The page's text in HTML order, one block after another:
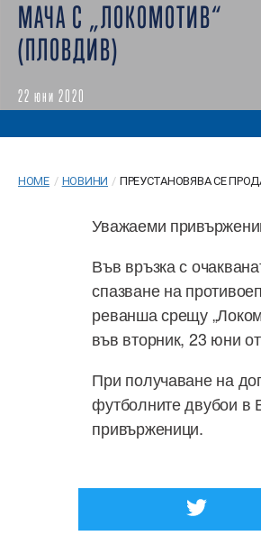
МАЧА С „ЛОКОМОТИВ“
(ПЛОВДИВ)
22 юни 2020
HOME / НОВИНИ / ПРЕУСТАНОВЯВА СЕ
Уважаеми
Във връзка с
спазване на
реванша срещу
във вторник, 23 юни
При получаване на
футболните двубои в
привърженици.